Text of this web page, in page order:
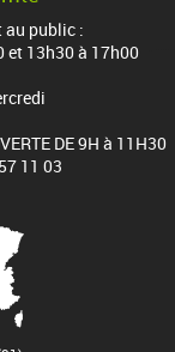
au public :
et 13h30 à 17h00
DE 9H à 11H30
11 03